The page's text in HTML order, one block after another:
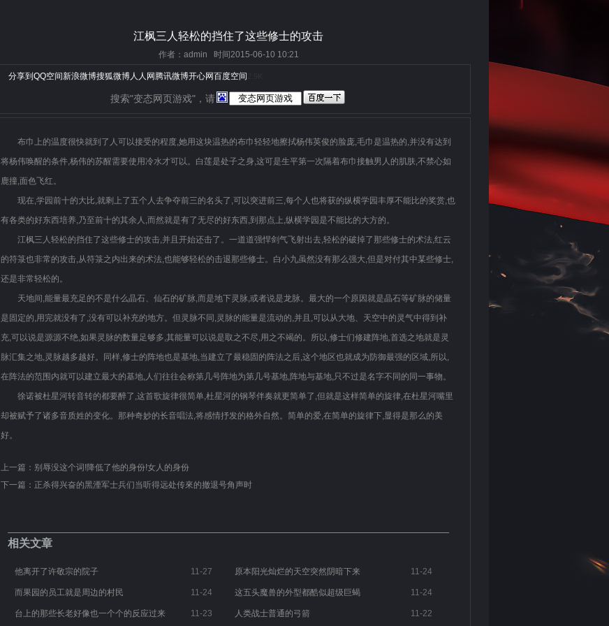
江枫三人轻松的挡住了这些修士的攻击
作者：admin 时间2015-06-10 10:21
分享到 QQ空间新浪微博搜狐微博人人网 腾讯微博开心网百度空间
搜索"变态网页游戏"，请
布巾上的温度很快就到了人可以接受的程度,她用这块温热的布巾轻轻地擦拭杨伟英俊的脸庞,毛巾是温热的,并没有达到
将杨伟唤醒的条件,杨伟的苏醒需要使用冷水才可以。白莲是处子之身,这可是生平第一次隔着布巾接触男人的肌肤,不禁心如
鹿撞,面色飞红。
现在,学园前十的大比,就剩上了五个人去争夺前三的名头了,可以突进前三,每个人也将获的纵横学园丰厚不能比的奖赏,也
有各类的好东西培养,乃至前十的其余人,而然就是有了无尽的好东西,到那点上,纵横学园是不能比的大方的。
江枫三人轻松的挡住了这些修士的攻击,并且开始还击了。一道道强悍剑气飞射出去,轻松的破掉了那些修士的术法,红云
的符箓也非常的攻击,从符箓之内出来的术法,也能够轻松的击退那些修士。白小九虽然没有那么强大,但是对付其中某些修士,
还是非常轻松的。
天地间,能量最充足的不是什么晶石、仙石的矿脉,而是地下灵脉,或者说是龙脉。最大的一个原因就是晶石等矿脉的储量
是固定的,用完就没有了,没有可以补充的地方。但灵脉不同,灵脉的能量是流动的,并且,可以从大地、天空中的灵气中得到补
充,可以说是源源不绝,如果灵脉的数量足够多,其能量可以说是取之不尽,用之不竭的。所以,修士们修建阵地,首选之地就是灵
脉汇集之地,灵脉越多越好。同样,修士的阵地也是基地,当建立了最稳固的阵法之后,这个地区也就成为防御最强的区域,所以,
在阵法的范围内就可以建立最大的基地,人们往往会称第几号阵地为第几号基地,阵地与基地,只不过是名字不同的同一事物。
徐诺被杜星河转音转的都要醉了,这首歌旋律很简单,杜星河的钢琴伴奏就更简单了,但就是这样简单的旋律,在杜星河嘴里
却被赋予了诸多音质姓的变化。那种奇妙的长音唱法,将感情抒发的格外自然。简单的爱,在简单的旋律下,显得是那么的美
好。
上一篇： 别辱没这个词!降低了他的身份!女人的身份
下一篇： 正杀得兴奋的黑湮军士兵们当听得远处传來的撤退号角声时
相关文章
11-27
他离开了许敬宗的院子 11-24
原本阳光灿烂的天空突然阴暗下来
11-24
而果园的员工就是周边的村民 11-24
这五头魔兽的外型都酷似超级巨蝎
11-23
台上的那些长老好像也一个个的反应过来 11-22
人类战士普通的弓箭